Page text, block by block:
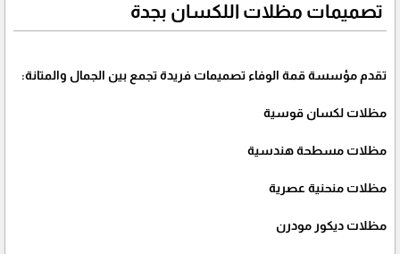
تصميمات مظلات اللكسان بجدة
تقدم مؤسسة قمة الوفاء تصميمات فريدة تجمع بين الجمال والمتانة:
مظلات لكسان قوسية
مظلات مسطحة هندسية
مظلات منحنية عصرية
مظلات ديكور مودرن